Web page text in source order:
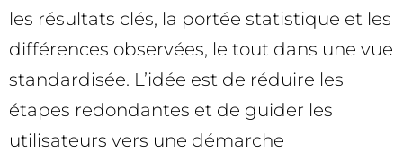
les résultats clés, la portée statistique et les
différences observées, le tout dans une vue
standardisée. L’idée est de réduire les
étapes redondantes et de guider les
utilisateurs vers une démarche